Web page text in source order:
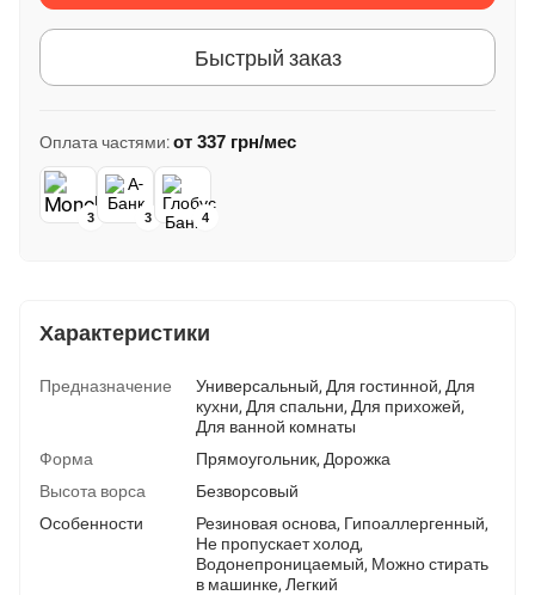
Быстрый заказ
Оплата частями:от 337 грн/мес
3 3 4
Характеристики
Предназначение
Универсальный, Для гостинной, Для
кухни, Для спальни, Для прихожей,
Для ванной комнаты
Форма
Прямоугольник, Дорожка
Высота ворса
Безворсовый
Особенности
Резиновая основа, Гипоаллергенный,
Не пропускает холод,
Водонепроницаемый, Можно стирать
в машинке, Легкий